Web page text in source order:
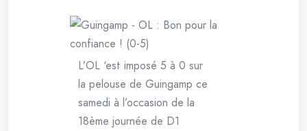
L’OL ‘est imposé 5 à 0 sur
la pelouse de Guingamp ce
samedi à l’occasion de la
18ème journée de D1